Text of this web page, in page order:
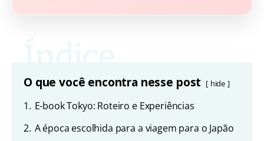
O que você encontra nesse post hide
1. E-book Tokyo: Roteiro e Experiências
2. A época escolhida para a viagem para o Japão